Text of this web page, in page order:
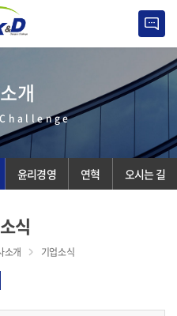
개
윤리경영 연혁 오시는 길
식
소개 기업소식